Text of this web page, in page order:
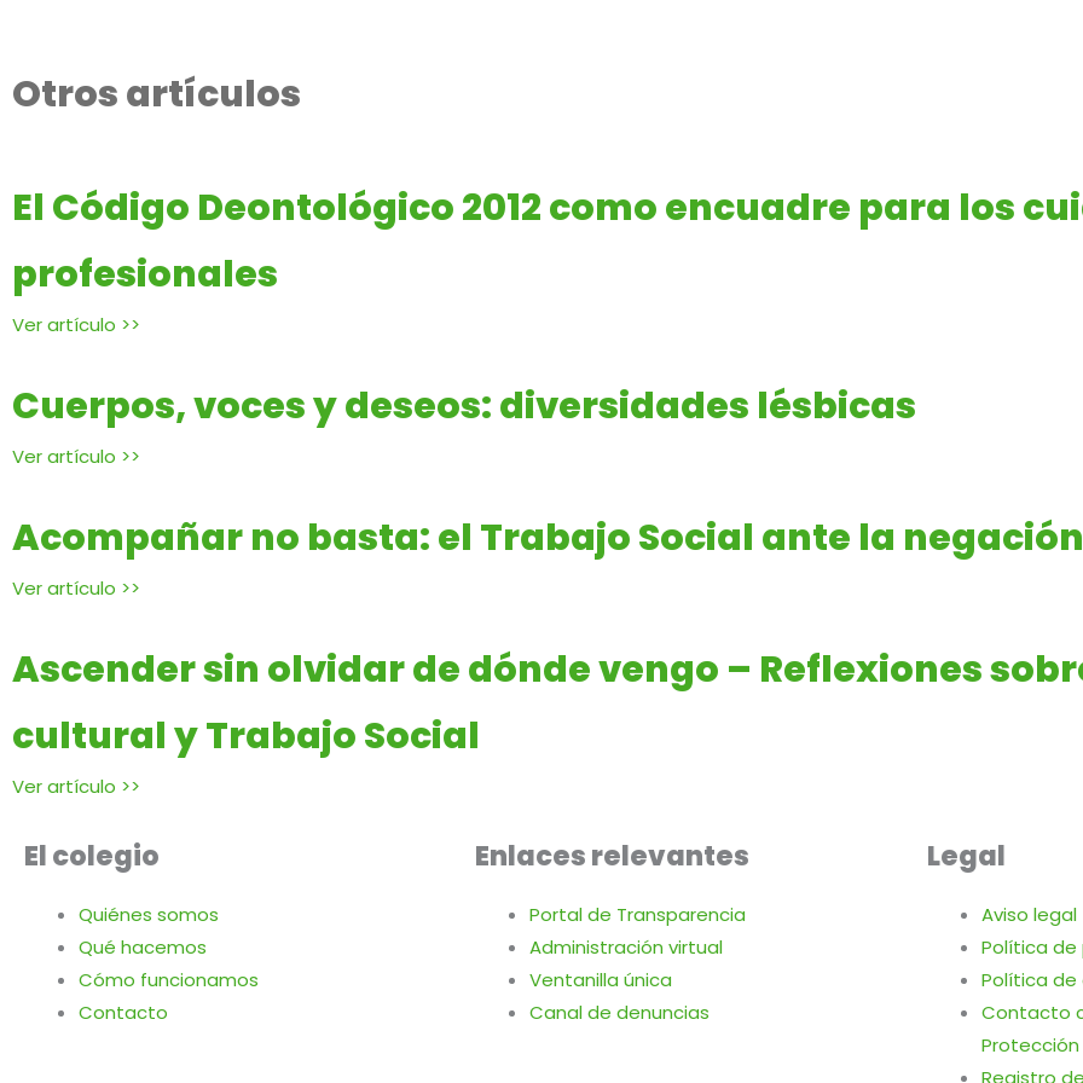
Otros artículos
El Código Deontológico 2012 como encuadre para los
profesionales
Ver artículo >>
Cuerpos, voces y deseos: diversidades lésbicas
Ver artículo >>
Acompañar no basta: el Trabajo Social ante la
Ver artículo >>
Ascender sin olvidar de dónde vengo – Reflexiones
cultural y Trabajo Social
Ver artículo >>
El colegio
Quiénes somos
Qué hacemos
Cómo funcionamos
Contacto
Enlaces relevantes
Portal de Transparencia
Administración virtual
Ventanilla única
Canal de denuncias
Legal
Aviso legal
Política de
Política de
Contacto
Registro